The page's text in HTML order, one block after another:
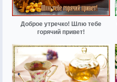
Доброе утречко! Шлю тебе
горячий привет!